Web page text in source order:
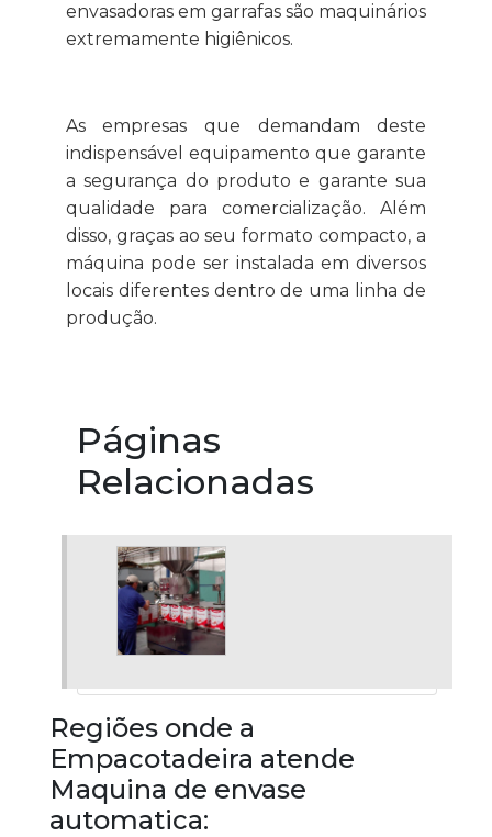
envasadoras em garrafas são maquinários
extremamente higiênicos.
As empresas que demandam deste
indispensável equipamento que garante
a segurança do produto e garante sua
qualidade para comercialização. Além
disso, graças ao seu formato compacto, a
máquina pode ser instalada em diversos
locais diferentes dentro de uma linha de
produção.
Páginas
Relacionadas
Regiões onde a
Empacotadeira atende
Maquina de envase
automatica: